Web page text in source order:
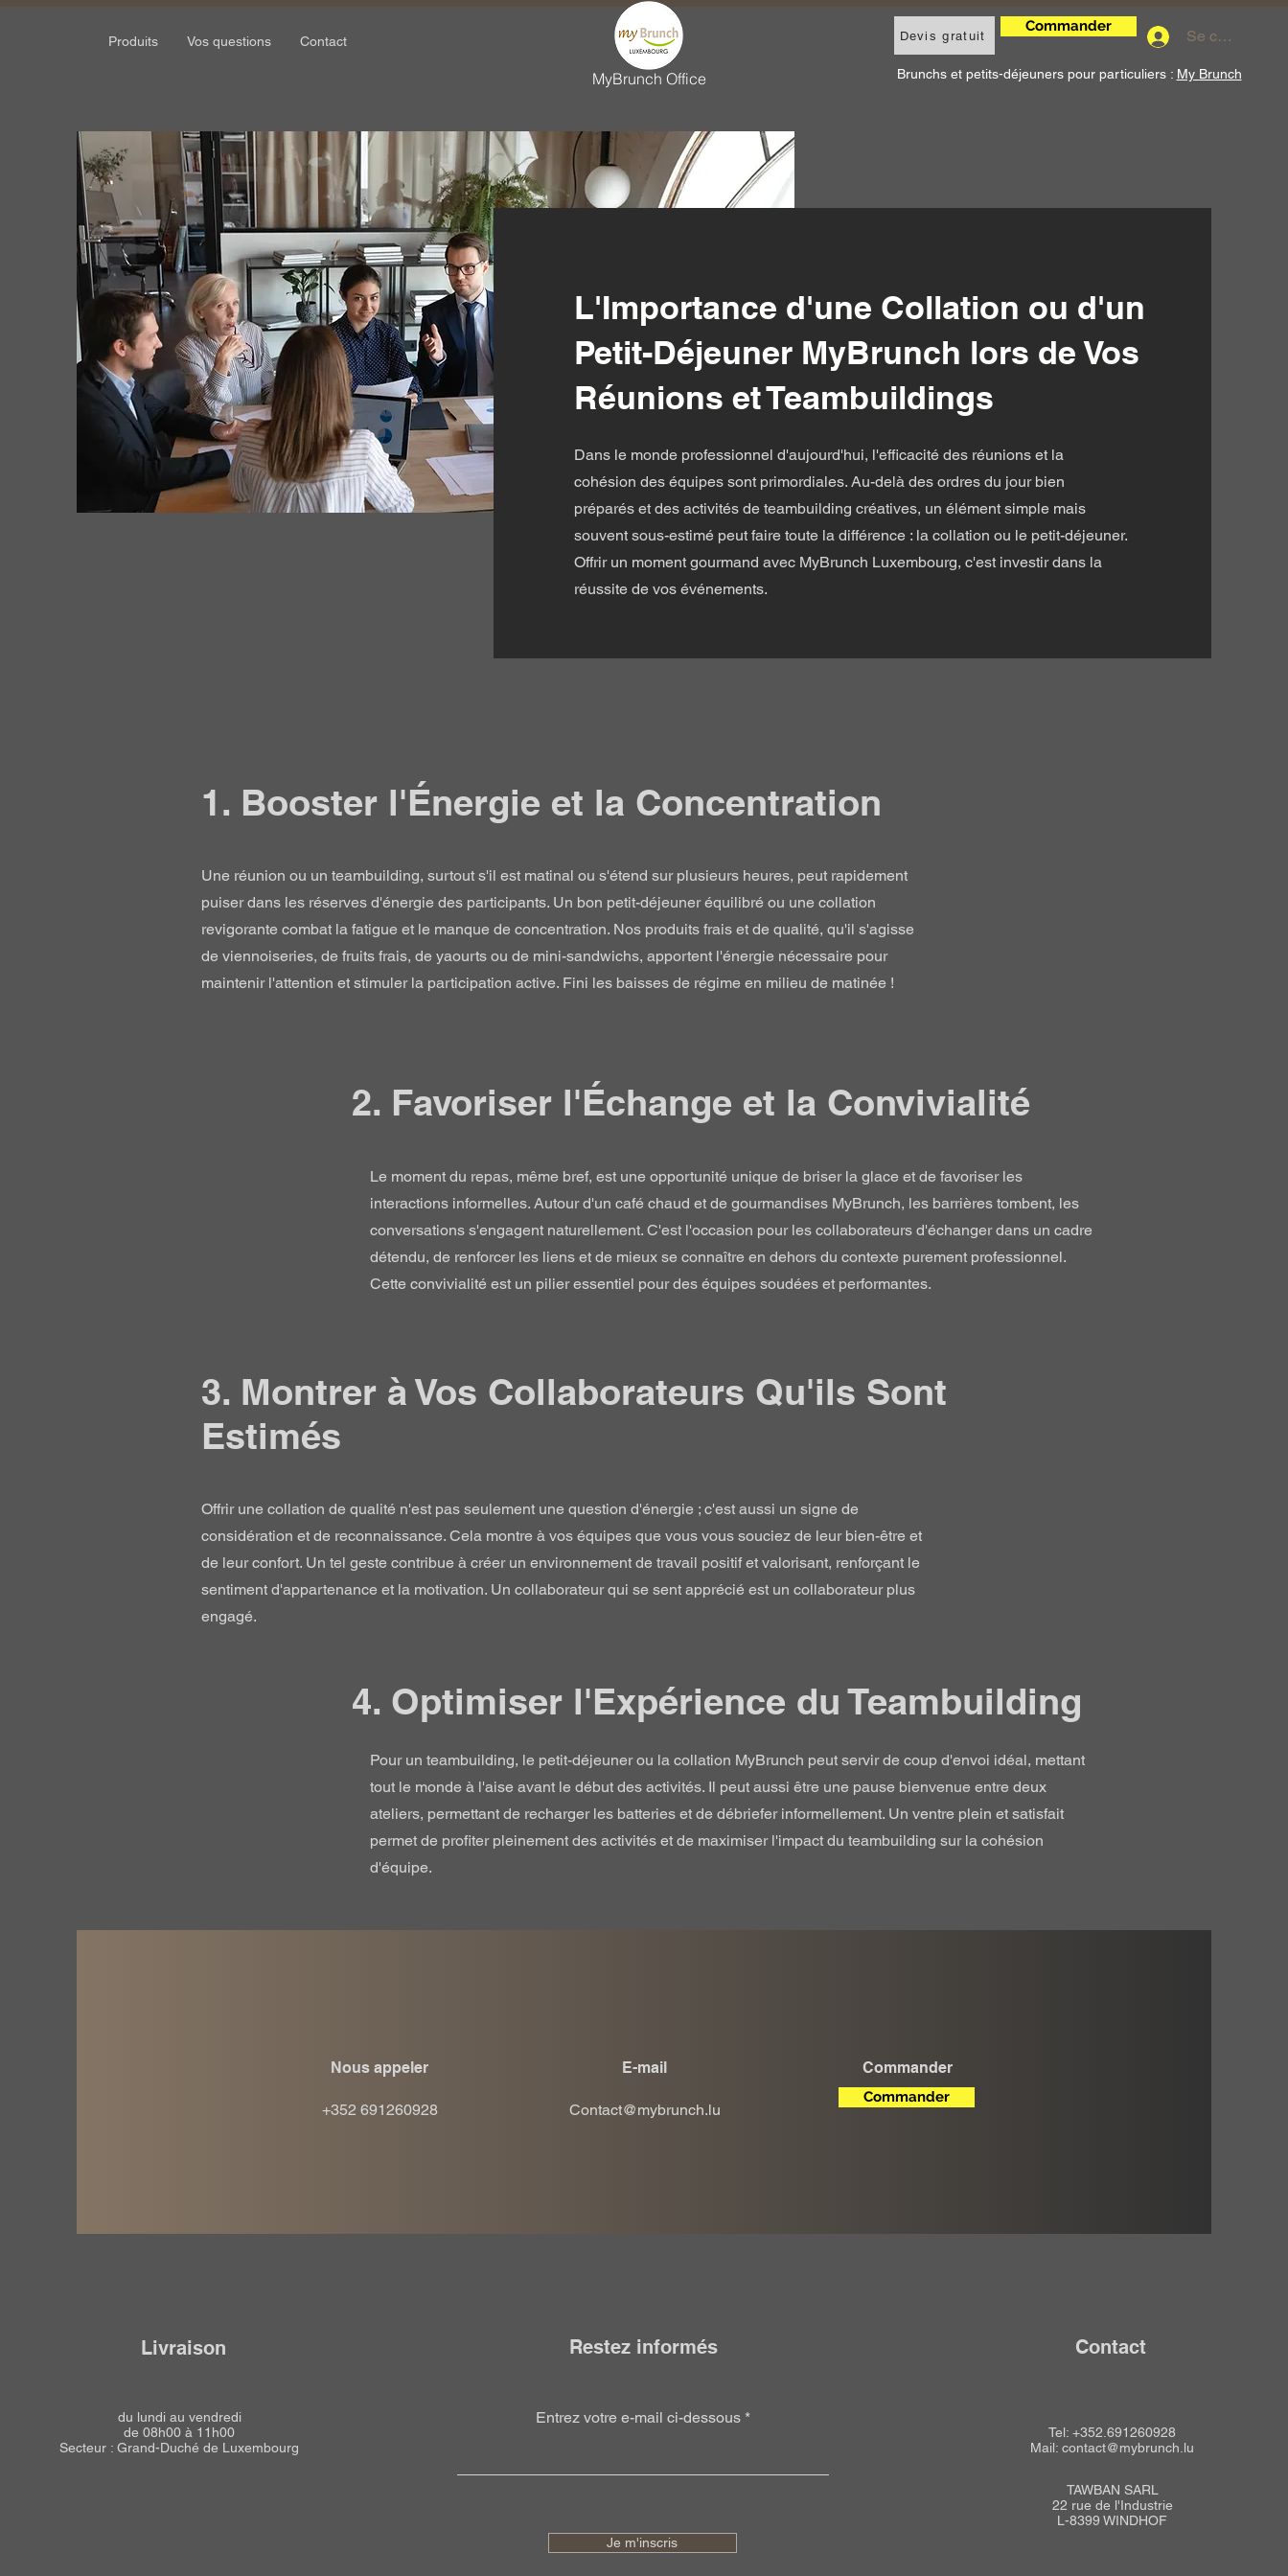
Produits Vos questions Contact
MyBrunch Office
Devis gratuit Se connecter
Commander
Brunchs et petits-déjeuners pour particuliers : My Brunch
L'Importance d'une Collation ou d'un
Petit-Déjeuner MyBrunch lors de Vos
Réunions et Teambuildings
Dans le monde professionnel d'aujourd'hui, l'efficacité des réunions et la
cohésion des équipes sont primordiales. Au-delà des ordres du jour bien
préparés et des activités de teambuilding créatives, un élément simple mais
souvent sous-estimé peut faire toute la différence : la collation ou le petit-déjeuner.
Offrir un moment gourmand avec MyBrunch Luxembourg, c'est investir dans la
réussite de vos événements.
1. Booster l'Énergie et la Concentration
Une réunion ou un teambuilding, surtout s'il est matinal ou s'étend sur plusieurs heures, peut rapidement
puiser dans les réserves d'énergie des participants. Un bon petit-déjeuner équilibré ou une collation
revigorante combat la fatigue et le manque de concentration. Nos produits frais et de qualité, qu'il s'agisse
de viennoiseries, de fruits frais, de yaourts ou de mini-sandwichs, apportent l'énergie nécessaire pour
maintenir l'attention et stimuler la participation active. Fini les baisses de régime en milieu de matinée !
2. Favoriser l'Échange et la Convivialité
Le moment du repas, même bref, est une opportunité unique de briser la glace et de favoriser les
interactions informelles. Autour d'un café chaud et de gourmandises MyBrunch, les barrières tombent, les
conversations s'engagent naturellement. C'est l'occasion pour les collaborateurs d'échanger dans un cadre
détendu, de renforcer les liens et de mieux se connaître en dehors du contexte purement professionnel.
Cette convivialité est un pilier essentiel pour des équipes soudées et performantes.
3. Montrer à Vos Collaborateurs Qu'ils Sont
Estimés
Offrir une collation de qualité n'est pas seulement une question d'énergie ; c'est aussi un signe de
considération et de reconnaissance. Cela montre à vos équipes que vous vous souciez de leur bien-être et
de leur confort. Un tel geste contribue à créer un environnement de travail positif et valorisant, renforçant le
sentiment d'appartenance et la motivation. Un collaborateur qui se sent apprécié est un collaborateur plus
engagé.
4. Optimiser l'Expérience du Teambuilding
Pour un teambuilding, le petit-déjeuner ou la collation MyBrunch peut servir de coup d'envoi idéal, mettant
tout le monde à l'aise avant le début des activités. Il peut aussi être une pause bienvenue entre deux
ateliers, permettant de recharger les batteries et de débriefer informellement. Un ventre plein et satisfait
permet de profiter pleinement des activités et de maximiser l'impact du teambuilding sur la cohésion
d'équipe.
Nous appeler
+352 691260928
E-mail
Contact@mybrunch.lu
Commander
Commander
Livraison
du lundi au vendredi
de 08h00 à 11h00
Secteur : Grand-Duché de Luxembourg
Restez informés
Entrez votre e-mail ci-dessous
Je m'inscris
Contact
Tel: +352.691260928
Mail: contact@mybrunch.lu
TAWBAN SARL
22 rue de l'Industrie
L-8399 WINDHOF